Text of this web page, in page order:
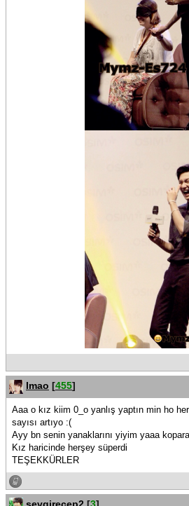
lmao [455]
Aaa o kız kiim 0_o yanlış yaptın min ho
sayısı artıyo :(
Ayy bn senin yanaklarını yiyim yaaa
Kız haricinde herşey süperdi
TEŞEKKÜRLER
sevgirecep2 [3]